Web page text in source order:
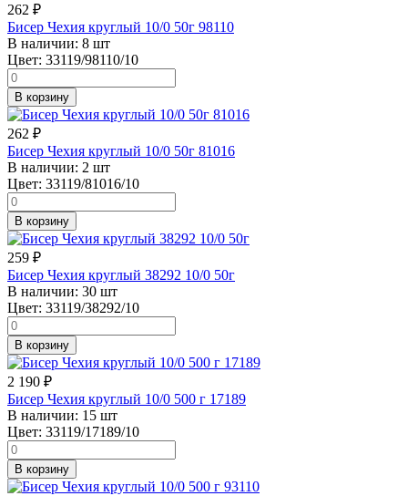
262 ₽
Бисер Чехия круглый 10/0 50г 98110
В наличии: 8 шт
Цвет: 33119/98110/10
В корзину
262 ₽
Бисер Чехия круглый 10/0 50г 81016
В наличии: 2 шт
Цвет: 33119/81016/10
В корзину
259 ₽
Бисер Чехия круглый 38292 10/0 50г
В наличии: 30 шт
Цвет: 33119/38292/10
В корзину
2 190 ₽
Бисер Чехия круглый 10/0 500 г 17189
В наличии: 15 шт
Цвет: 33119/17189/10
В корзину